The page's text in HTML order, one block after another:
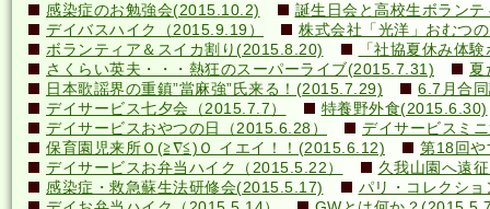
感染症のお勉強会(2015.10.2)
誕生日会と高校生ボラン
デイバスハイク（2015.9.19）
株式会社「光洋」おむつ
ボランティア＆スイカ割り(2015.8.20)
「社協夏休み体
さくらい英夫・・・熱狂のスーパーライブ(2015.7.31)
夏
日本歌謡界の重鎮”當麻強”氏来る！(2015.7.29)
6.7月合
デイサービス七夕会（2015.7.7）
特養野外食(2015.6.30)
デイサービスおやつの日（2015.6.28）
デイサービスミ
保育園児来所Ｏ(≧∇≦)Ｏ イエイ！！(2015.6.12)
第18回
デイサービスお弁当ハイク（2015.5.22）
久我山園へ遠
感染症・救急蘇生法研修会(2015.5.17)
パリ・コレクシ